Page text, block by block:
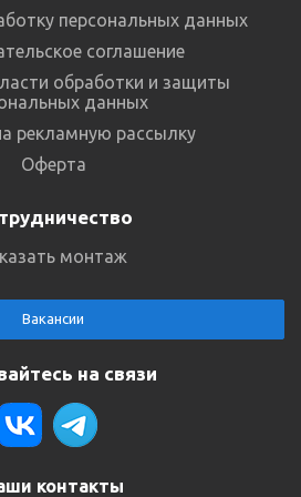
персональных данных
соглашение
обработки и защиты
данных
рекламную рассылку
Оферта
монтаж
Вакансии
на связи
контакты